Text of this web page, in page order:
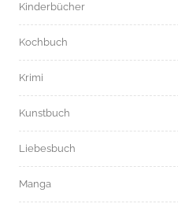
Kinderbücher
Kochbuch
Krimi
Kunstbuch
Liebesbuch
Manga